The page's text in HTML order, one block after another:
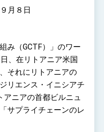
月８日
み（GCTF）」のワー
、在リトアニア米国
それにリトアニアの
リエンス・イニシアチ
アニアの首都ビルニュ
サプライチェーンのレ